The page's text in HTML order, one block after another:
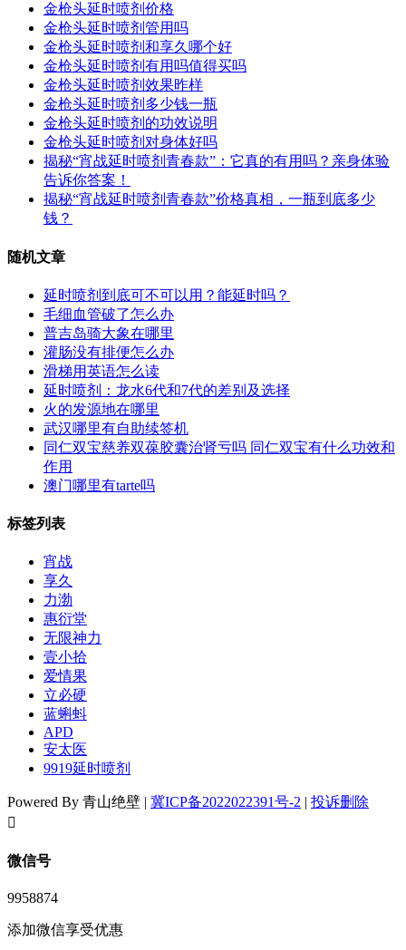
金枪头延时喷剂价格
金枪头延时喷剂管用吗
金枪头延时喷剂和享久哪个好
金枪头延时喷剂有用吗值得买吗
金枪头延时喷剂效果昨样
金枪头延时喷剂多少钱一瓶
金枪头延时喷剂的功效说明
金枪头延时喷剂对身体好吗
揭秘“宵战延时喷剂青春款”：它真的有用吗？亲身体验
告诉你答案！
揭秘“宵战延时喷剂青春款”价格真相，一瓶到底多少
钱？
随机文章
延时喷剂到底可不可以用？能延时吗？
毛细血管破了怎么办
普吉岛骑大象在哪里
灌肠没有排便怎么办
滑梯用英语怎么读
延时喷剂：龙水6代和7代的差别及选择
火的发源地在哪里
武汉哪里有自助续签机
同仁双宝慈养双葆胶囊治肾亏吗 同仁双宝有什么功效和
作用
澳门哪里有tarte吗
标签列表
宵战
享久
力渤
惠衍堂
无限神力
壹小拾
爱情果
立必硬
蓝蝌蚪
APD
安太医
9919延时喷剂
Powered By 青山绝壁 | 冀ICP备2022022391号-2 | 投诉删除
󦘖
微信号
9958874
添加微信享受优惠